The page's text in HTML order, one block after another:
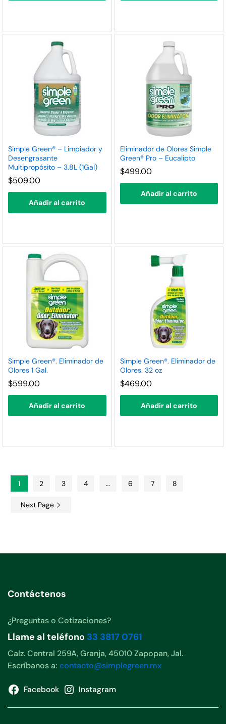
Simple Green® – Limpiador y
Desengrasante
Multipropósito – 3.8L (1Gal)
$509.00
Añadir al carrito
Eliminador de Olores Simple
Green® Pro – Eucalipto
$499.00
Añadir al carrito
Simple Green®. Eliminador de
Olores 1 Gal.
$599.00
Añadir al carrito
Simple Green®. Eliminador de
Olores. 32 oz
$469.00
Añadir al carrito
1 2 3 4 … 6 7 8
Next Page
Contáctenos
¿Preguntas o Cotizaciones?
Llame al teléfono 33 3817 0761
Calz. Central 259A, Granja, 45010 Zapopan, Jal.
Escríbanos a: contacto@simplegreen.mx
Facebook Instagram